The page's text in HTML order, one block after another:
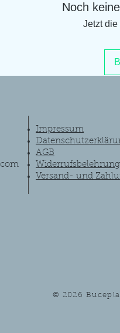
Noch
Jetzt die
Impressum
AGB
Widerrufsbelehrung
Versand- und
© 2026